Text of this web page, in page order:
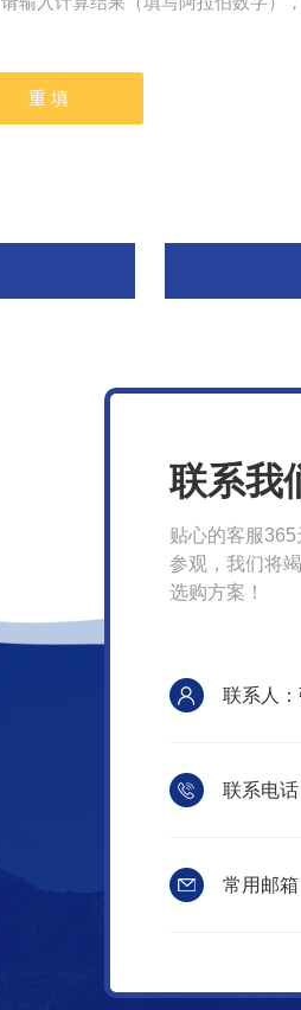
联系我
贴心的客服
参观，我们将
选购方案！
联系人
联系电
常用邮